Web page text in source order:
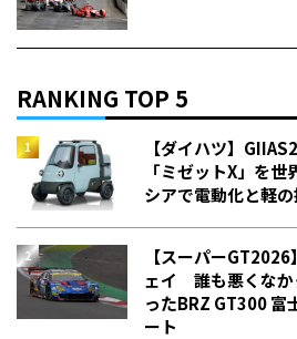
RANKING TOP 5
【ダイハツ】
「ミゼットX」を
シアで電動化と軽
【スーパー
ェイ 誰も悪くなか
った――BRZ GT300
ート